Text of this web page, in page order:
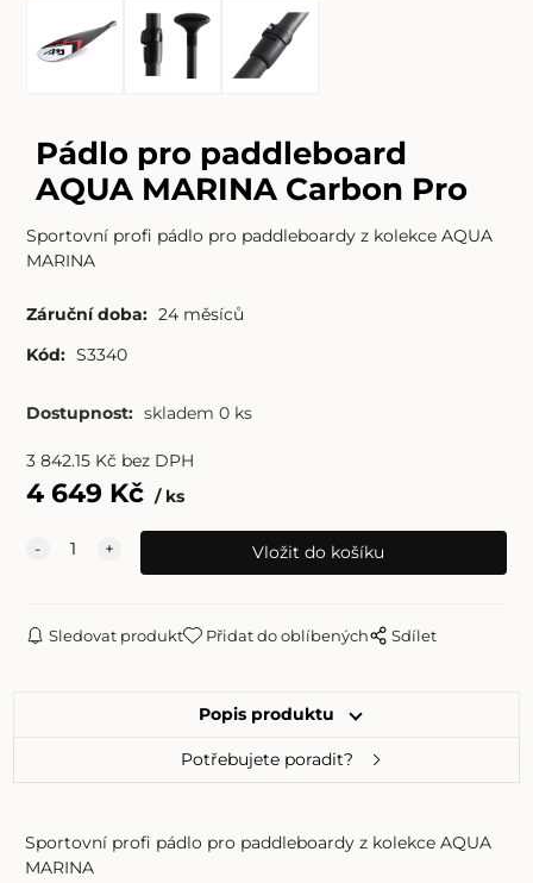
Pádlo pro paddleboard
AQUA MARINA Carbon Pro
Sportovní profi pádlo pro paddleboardy z kolekce AQUA
MARINA
Záruční doba: 24 měsíců
Kód: S3340
Dostupnost: skladem 0 ks
3 842.15Kč bez DPH
4 649Kč ks
Sledovat produkt Přidat do oblíbených Sdílet
Popis produktu
Potřebujete poradit?
Sportovní profi pádlo pro paddleboardy z kolekce AQUA
MARINA